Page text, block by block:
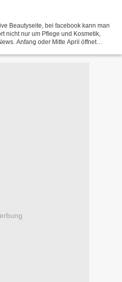
Beautyseite, bei facebook kann man
nicht nur um Pflege und Kosmetik,
Anfang oder Mitte April öffnet